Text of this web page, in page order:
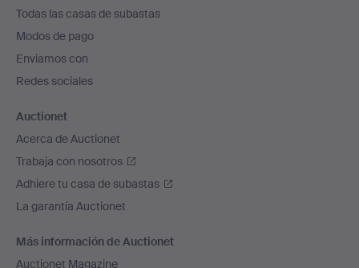
pie
de
página
Todas las casas de subastas
Modos de pago
Enviamos con
Redes sociales
Auctionet
Acerca de Auctionet
Trabaja con nosotros
Adhiere tu casa de subastas
La garantía Auctionet
Más información de Auctionet
Auctionet Magazine